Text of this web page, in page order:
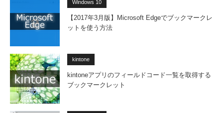
Windows 10
【2017年3月版】Microsoft Edgeでブックマークレ
ットを使う方法
kintone
kintoneアプリのフィールドコード一覧を取得する
ブックマークレット